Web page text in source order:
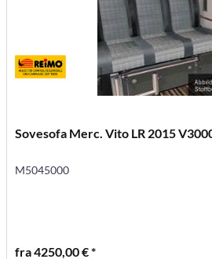
Sovesofa Merc. Vito LR 2015
M5045000
fra 4250,00 € *